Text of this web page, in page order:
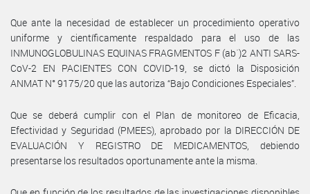
Que ante la necesidad de establecer un procedimiento operativo
uniforme y científicamente respaldado para el uso de las
INMUNOGLOBULINAS EQUINAS FRAGMENTOS F (ab´)2 ANTI SARS-
CoV-2 EN PACIENTES CON COVID-19, se dictó la Disposición
ANMAT N° 9175/20 que las autoriza “Bajo Condiciones Especiales”.
Que se deberá cumplir con el Plan de monitoreo de Eficacia,
Efectividad y Seguridad (PMEES), aprobado por la DIRECCIÓN DE
EVALUACIÓN Y REGISTRO DE MEDICAMENTOS, debiendo
presentarse los resultados oportunamente ante la misma.